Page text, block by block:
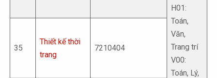
H01:
Toán,
Văn,
Trang trí
V00:
Toán, Lý,
35
Thiết kế thời
trang
7210404